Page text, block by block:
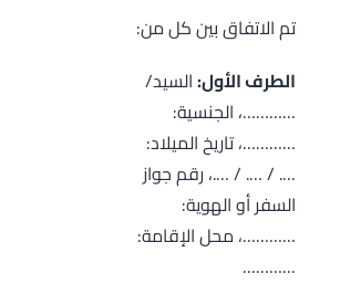
تم الاتفاق بين كل من:
الطرف الأول:السيد/
…………، الجنسية:
…………، تاريخ الميلاد:
…. / …. / ….، رقم جواز
السفر أو الهوية:
…………، محل الإقامة:
…………